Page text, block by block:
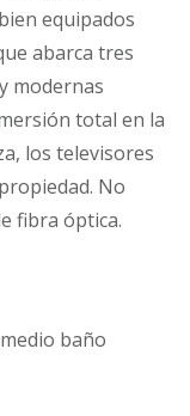
equipados
abarca tres
modernas
total en la
los televisores
No
fibra óptica.
baño